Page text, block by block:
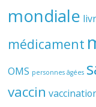
mondiale
médicament
OMS personnes âgées
vaccin